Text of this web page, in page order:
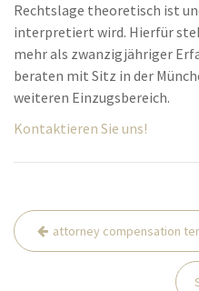
Rechtslage theoretisch ist
interpretiert wird. Hierfür
mehr als zwanzigjähriger
beraten mit Sitz in der
weiteren Einzugsbereich.
Kontaktieren Sie uns!
Beitrags-
Navigation
attorney compensation